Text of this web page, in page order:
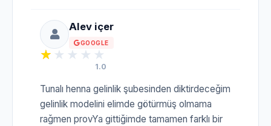
Alev içer
GOOGLE
1.0
Tunalı henna gelinlik şubesinden diktirdeceğim
gelinlik modelini elimde götürmüş olmama
rağmen provYa gittiğimde tamamen farklı bir